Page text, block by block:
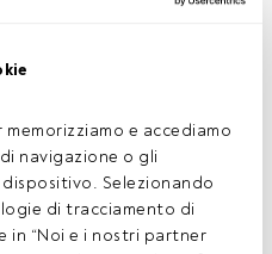
e accediamo
navigazione o gli
Selezionando
di tracciamento di
in “Noi e i nostri partner
indipendente nel risparmio